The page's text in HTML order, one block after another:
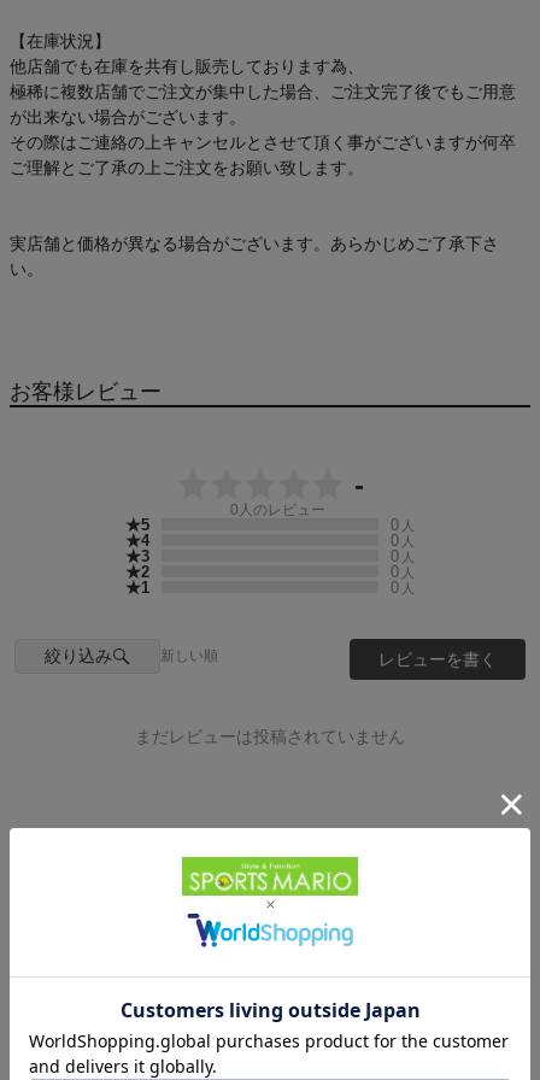
【在庫状況】
他店舗でも在庫を共有し販売しております為、
極稀に複数店舗でご注文が集中した場合、ご注文完了後でもご用意
が出来ない場合がございます。
その際はご連絡の上キャンセルとさせて頂く事がございますが何卒
ご理解とご了承の上ご注文をお願い致します。
実店舗と価格が異なる場合がございます。あらかじめご了承下さ
い。
お客様レビュー
-
0 人のレビュー
★5 0 人
★4 0 人
★3 0 人
★2 0 人
★1 0 人
絞り込み 新しい順 レビューを書く
まだレビューは投稿されていません
カジュアル・アウトドア
HOME アイテムカテゴリから探す
メンズカジュアルウェア
長袖(Tシャツ･シャツ)
CHUMS(チャムス)
HOME
ブランドから探す チャムス 長袖(Tシャツ･シャツ)
メンズ
HOME
利用シーンから探す